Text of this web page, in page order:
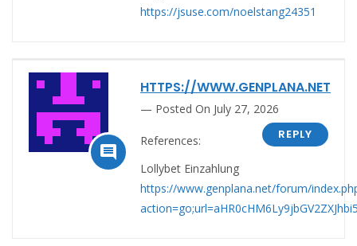
https://jsuse.com/noelstang24351

HTTPS://WWW.GENPLANA.NET
Posted On July 27, 2026
REPLY
References:
Lollybet Einzahlung
https://www.genplana.net/forum/